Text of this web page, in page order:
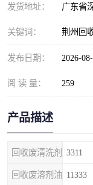
发货地址： 广东省
关键词： 荆州回
发布日期： 2026-
阅 读 量： 259
产品描述
回收废清洗剂 3311
回收废溶剂油 11333